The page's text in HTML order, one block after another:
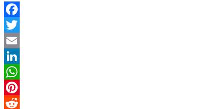
Facebook
Twitter
Email
LinkedIn
WhatsApp
Pinterest